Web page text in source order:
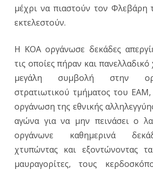
μέχρι να πιαστούν τον Φλεβάρη
εκτελεστούν.
Η ΚΟΑ οργάνωσε δεκάδες
τις οποίες πήραν και
μεγάλη συμβολή στην
στρατιωτικού τμήματος του
οργάνωση της εθνικής
αγώνα για να μην πεινάσει ο
οργάνωνε καθημερινά
χτυπώντας και εξοντώνοντας
μαυραγορίτες, τους